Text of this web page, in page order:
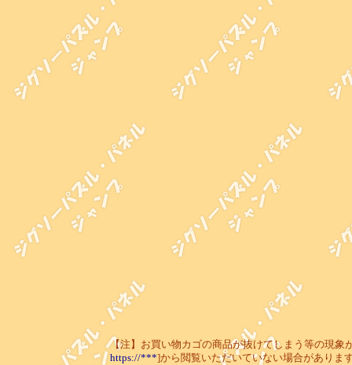
【注】お買い物カゴの商品が抜けてしまう等の現象
https://***]から閲覧いただいていない場合がありま